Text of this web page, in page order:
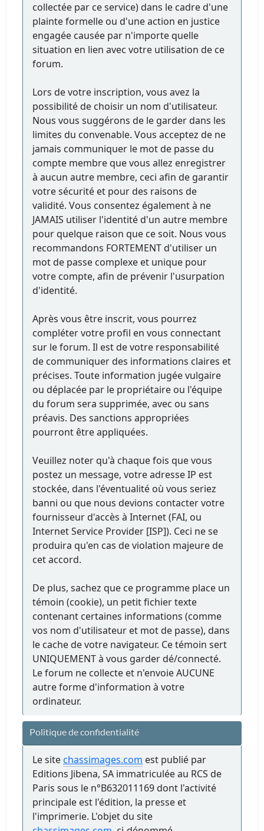
collectée par ce service) dans le cadre d'une
plainte formelle ou d'une action en justice
engagée causée par n'importe quelle
situation en lien avec votre utilisation de ce
forum.
Lors de votre inscription, vous avez la
possibilité de choisir un nom d'utilisateur.
Nous vous suggérons de le garder dans les
limites du convenable. Vous acceptez de ne
jamais communiquer le mot de passe du
compte membre que vous allez enregistrer
à aucun autre membre, ceci afin de garantir
votre sécurité et pour des raisons de
validité. Vous consentez également à ne
JAMAIS utiliser l'identité d'un autre membre
pour quelque raison que ce soit. Nous vous
recommandons FORTEMENT d'utiliser un
mot de passe complexe et unique pour
votre compte, afin de prévenir l'usurpation
d'identité.
Après vous être inscrit, vous pourrez
compléter votre profil en vous connectant
sur le forum. Il est de votre responsabilité
de communiquer des informations claires et
précises. Toute information jugée vulgaire
ou déplacée par le propriétaire ou l'équipe
du forum sera supprimée, avec ou sans
préavis. Des sanctions appropriées
pourront être appliquées.
Veuillez noter qu'à chaque fois que vous
postez un message, votre adresse IP est
stockée, dans l'éventualité où vous seriez
banni ou que nous devions contacter votre
fournisseur d'accès à Internet (FAI, ou
Internet Service Provider [ISP]). Ceci ne se
produira qu'en cas de violation majeure de
cet accord.
De plus, sachez que ce programme place un
témoin (cookie), un petit fichier texte
contenant certaines informations (comme
vos nom d'utilisateur et mot de passe), dans
le cache de votre navigateur. Ce témoin sert
UNIQUEMENT à vous garder dé/connecté.
Le forum ne collecte et n'envoie AUCUNE
autre forme d'information à votre
ordinateur.
Politique de confidentialité
Le sitechassimages.com est publié par
Editions Jibena, SA immatriculée au RCS de
Paris sous le n°B632011169 dont l'activité
principale est l'édition, la presse et
l'imprimerie. L'objet du site